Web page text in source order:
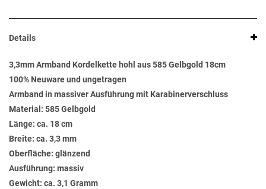
Details
3,3mm Armband Kordelkette hohl aus 585 Gelbgold 18cm
100% Neuware und ungetragen
Armband in massiver Ausführung mit Karabinerverschluss
Material: 585 Gelbgold
Länge: ca. 18 cm
Breite: ca. 3,3 mm
Oberfläche: glänzend
Ausführung: massiv
Gewicht: ca. 3,1 Gramm